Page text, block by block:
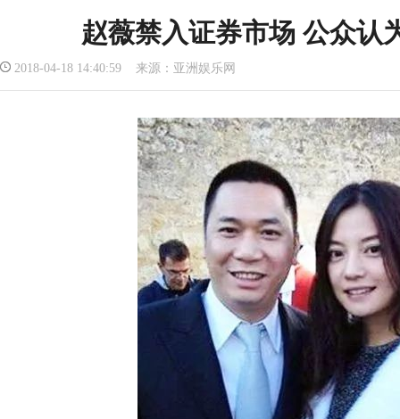
赵薇禁入证券市场 公众认
2018-04-18 14:40:59 来源：亚洲娱乐网